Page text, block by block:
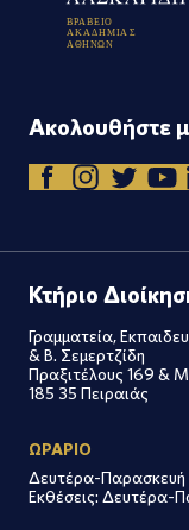
ΒΡΑΒΕΙΟ
ΑΚΑΔΗΜΙΑ Σ
Α ΘΗΝΩΝ
Ακολουθήστε
Κτήριο
Γραμματεία,
& Β. Σεμερτζίδη
Πραξιτέλους 169 &
185 35 Πειραιάς
ΩΡΑΡΙΟ
Δευτέρα-Παρασκευή
Εκθέσεις: Δευτέρα-